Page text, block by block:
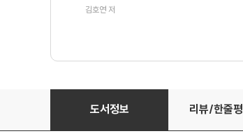
김호연 저
자살 - 살림지식총서 222
도서정보 리뷰/한줄평